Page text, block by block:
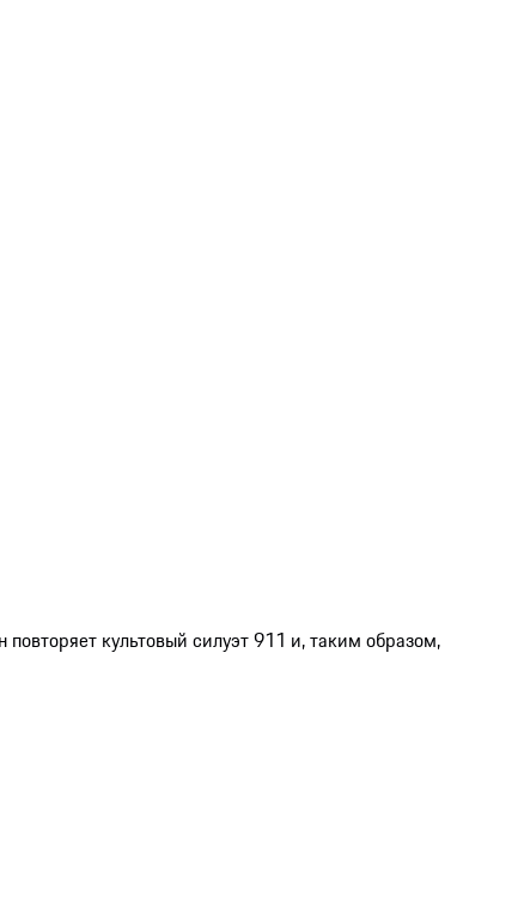
культовый силуэт 911 и, таким образом,